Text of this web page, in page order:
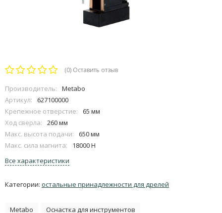
(0) Оставить отзыв
Производитель:
Metabo
Артикул:
627100000
Крепежное отверстие:
65 мм
Ход сверла:
260 мм
Макс. высота подачи:
650 мм
Макс. сила магнита:
18000 H
Все характеристики
Категории: остальные принадлежности для дрелей
Metabo
Оснастка для инструментов